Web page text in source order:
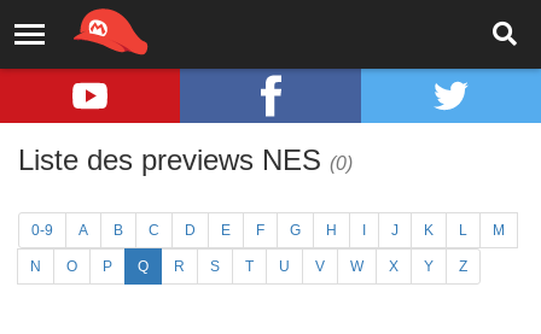
Liste des previews NES (0)
0-9 A B C D E F G H J K L M
N O P Q R S T U V W X Y Z